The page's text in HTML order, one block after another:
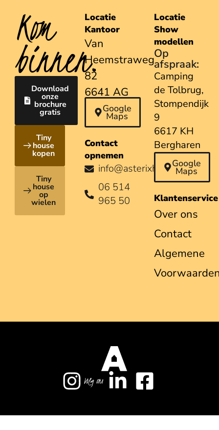
Kom
binnen.
Download
onze
brochure
gratis
Tiny
house
kopen
Tiny
house
op
wielen
Locatie
Kantoor
Van
Heemstraweg
82
6641 AG
Beuningen
Google
Maps
Contact
opnemen
info@asterixhouses.nl
06 514
965 50
Locatie
Show
modellen
Op
afspraak:
Camping
de Tolbrug,
Stompendijk
9
6617 KH
Bergharen
Google
Maps
Klantenservice
Over ons
Contact
Algemene
Volg ons